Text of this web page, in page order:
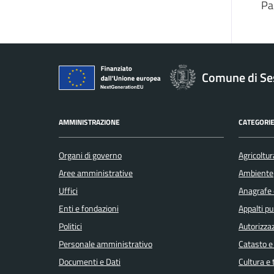
Comune di
AMMINISTRAZIONE
Organi di governo
Aree amministrative
Uffici
Enti e fondazioni
Politici
Personale amministrativo
Documenti e Dati
Ambiente
Appalti
Catasto
Cultura e